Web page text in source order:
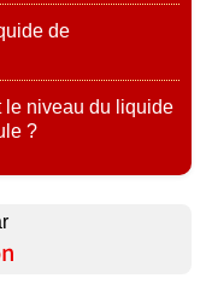
de
le niveau du liquide
?